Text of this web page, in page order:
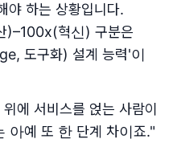
야 하는 상황입니다.
)–100x(혁신) 구분은
도구화) 설계 능력'이
에 서비스를 얹는 사람이
아예 또 한 단계 차이죠."